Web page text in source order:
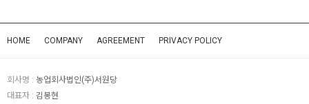
HOME COMPANY AGREEMENT PRIVACY POLICY
회사명 : 농업회사법인(주)서원당
대표자 : 김봉현